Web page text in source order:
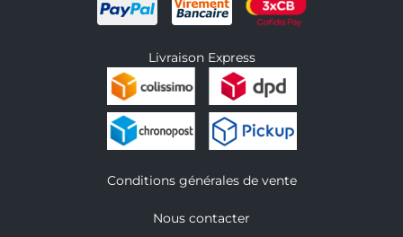
Livraison Express
Conditions générales de vente
Nous contacter